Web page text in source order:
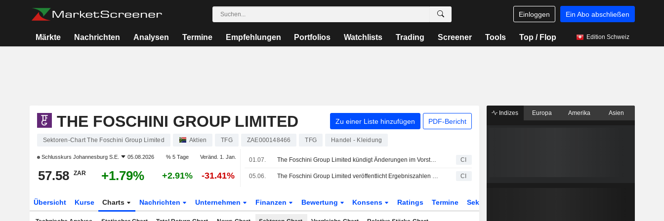
Einloggen Ein Abo abschließen
Märkte Nachrichten Analysen Termine Empfehlungen Portfolios Watchlists Trading Screener Tools Top / Flop Edition Schweiz
THE FOSCHINI GROUP LIMITED Zu einer Liste hinzufügen PDF-Bericht
Sektoren-Chart The Foschini Group Limited Aktien TFG ZAE000148466 TFG Handel - Kleidung
Schlusskurs Johannesburg S.E. 05.08.2026 % 5 Tage Veränd. 1. Jan.
57.58 ZAR +1.79% +2.91% -31.41%
01.07. The Foschini Group Limited kündigt Änderungen im Vorstand und in den Ausschüssen an CI
05.06. The Foschini Group Limited veröffentlicht Ergebniszahlen für das am 31. März 2026 endende Geschäftsjahr CI
Übersicht Kurse Charts Nachrichten Unternehmen Finanzen Bewertung Konsens Ratings Termine Sektor
Indizes Europa Amerika Asien